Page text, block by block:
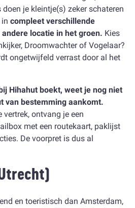
je kleintje(s) zeker schateren
compleet verschillende
locatie in het groen. Kies
Droomwachter of Vogelaar?
ongetwijfeld verrast door al het
Hihahut boekt, weet je nog niet
van bestemming aankomt.
vertrek, ontvang je een
met een routekaart, paklijst
De voorpret is dus al
en toeristisch dan Amsterdam,